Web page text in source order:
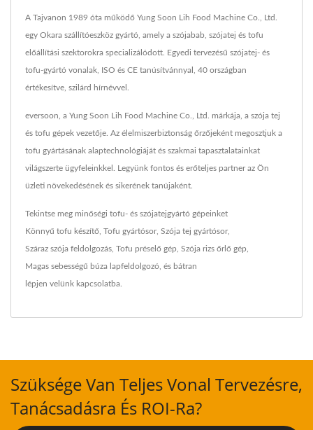
A Tajvanon 1989 óta működő Yung Soon Lih Food Machine Co., Ltd.
egy Okara szállítóeszköz gyártó, amely a szójabab, szójatej és tofu
előállítási szektorokra specializálódott. Egyedi tervezésű szójatej- és
tofu-gyártó vonalak, ISO és CE tanúsítvánnyal, 40 országban
értékesítve, szilárd hírnévvel.
eversoon, a Yung Soon Lih Food Machine Co., Ltd. márkája, a szója tej
és tofu gépek vezetője. Az élelmiszerbiztonság őrzőjeként megosztjuk a
tofu gyártásának alaptechnológiáját és szakmai tapasztalatainkat
világszerte ügyfeleinkkel. Legyünk fontos és erőteljes partner az Ön
üzleti növekedésének és sikerének tanújaként.
Tekintse meg minőségi tofu- és szójatejgyártó gépeinket
Könnyű tofu készítő Tofu gyártósor, Szója tej gyártósor,
Száraz szója feldolgozás Tofu préselő gép Szója rizs őrlő gép
Magas sebességű búza lapfeldolgozó , és bátran
lépjen velünk kapcsolatba
Szüksége Van Teljes Vonal Tervezésre,
Tanácsadásra És ROI-Ra?